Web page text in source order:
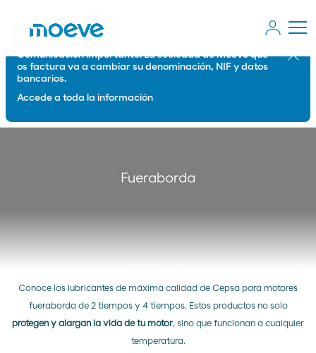
Comunicación importante: La sociedad de Moeve que
os factura va a cambiar su denominación, NIF y datos
bancarios.
Accede a toda la información
Cerrar
Fueraborda
Conoce los lubricantes de máxima calidad de Cepsa para motores
fueraborda de 2 tiempos y 4 tiempos. Estos productos no solo
protegen y alargan la vida de tu motor, sino que funcionan a cualquier
temperatura.